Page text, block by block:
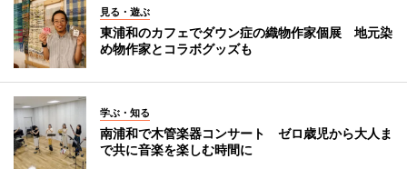
見る・遊ぶ
東浦和のカフェでダウン症の織物作家個展 地元染
め物作家とコラボグッズも
学ぶ・知る
南浦和で木管楽器コンサート ゼロ歳児から大人ま
で共に音楽を楽しむ時間に